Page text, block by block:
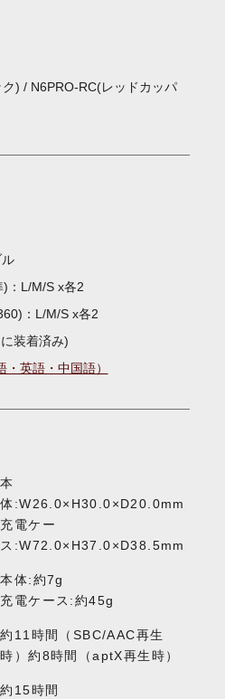
) / N6PRO-RC(レッドカッパ
)：L/M/S x各2
：L/M/S x各2
装着済み)
英語・中国語）
本
体:W26.0×H30.0×D20.0mm
充電ケー
ス:W72.0×H37.0×D38.5mm
本体:約7g
充電ケース:約45g
約11時間（SBC/AAC再生
時）約8時間（aptX再生時）
約15時間